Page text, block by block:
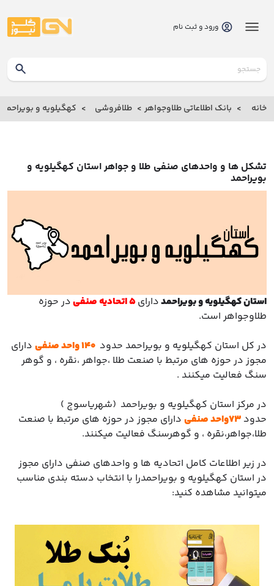
بانک
بانک
درباره
مقالات
اخبار
پرسش
های
در
خواست
همکاری
ورود و ثبت نام
خانه بانک اطلاعاتی طلاوجواهر طلافروشی کهگیلویه و بویراحمد
تشکل ها و واحدهای صنفی طلا و جواهر استان کهگیلویه و
بویراحمد
استان کهگیلویه و بویراحمددارای اتحادیه صنفیدر حوزه
طلاوجواهر است.
در کل استان کهگیلویه و بویراحمد حدود 140واحد صنفی دارای
مجوز در حوزه های مرتبط با صنعت طلا ،جواهر ،نقره ، و گوهر
سنگ فعالیت میکنند .
در مرکز استان کهگیلویه و بویراحمد (شهریاسوج )
حدود
دارای مجوز در حوزه های مرتبط با صنعت
طلا،جواهر،نقره ، و گوهرسنگ فعالیت میکنند.
در زیر اطلاعات کامل اتحادیه ها و واحدهای صنفی دارای مجوز
در استان کهگیلویه و بویراحمدرا با انتخاب دسته بندی مناسب
میتوانید مشاهده کنید: